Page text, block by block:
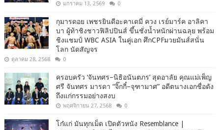
มกราคม 13, 2569 0
กุมารดอย เพชรยินดีอะคาเดมี่ ควง เรย์มาร์ค อาลิคา
บา ผู้ท้าชิงชาวฟิลิปปินส์ ขึ้นชั่งน้ำหนักผ่านฉลุย พร้อม
ชิงแชมป์ WBC ASIA ในคู่เอก ศึกCPFมวยมันส์สนั่น
โลก นัดสัญจร
ตุลาคม 28, 2568 0
ครอบครัว ‘จันทศร–นิธิอนันตภร’ สุดอาลัย คุณแม่เพ็ญ
ศรี จันทศร มารดา “จิ๊กกี๋–จุฑามาศ” อดีตนางเอกชื่อดัง
ถึงแก่กรรมอย่างสงบ
พฤศจิกายน 27, 2568 0
โก๋แก่ มันทุกเม็ด เปิดตัวหนัง Resemblance |